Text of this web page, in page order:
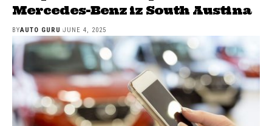
Mercedes-Benz iz South Austina
BYAUTO GURU JUNE 4, 2025